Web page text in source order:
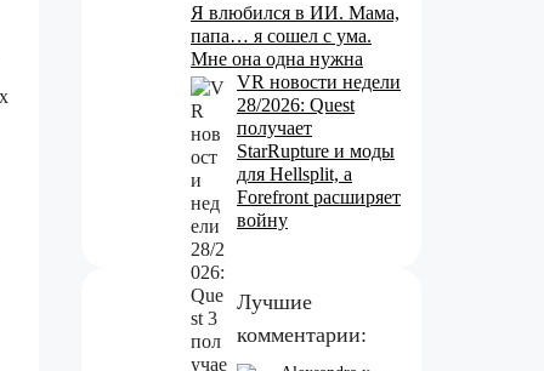
Я влюбился в ИИ. Мама,
папа… я сошел с ума.
Мне она одна нужна
VR новости недели
28/2026: Quest
получает
StarRupture и моды
для Hellsplit, а
Forefront расширяет
войну
Лучшие
комментарии: